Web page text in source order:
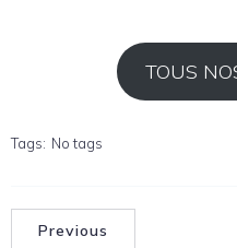
TOUS
Tags: No tags
Previous